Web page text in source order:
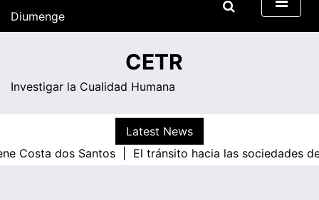
Diumenge
CETR
Investigar la Cualidad Humana
Latest News
dos Santos |El tránsito hacia las sociedades de